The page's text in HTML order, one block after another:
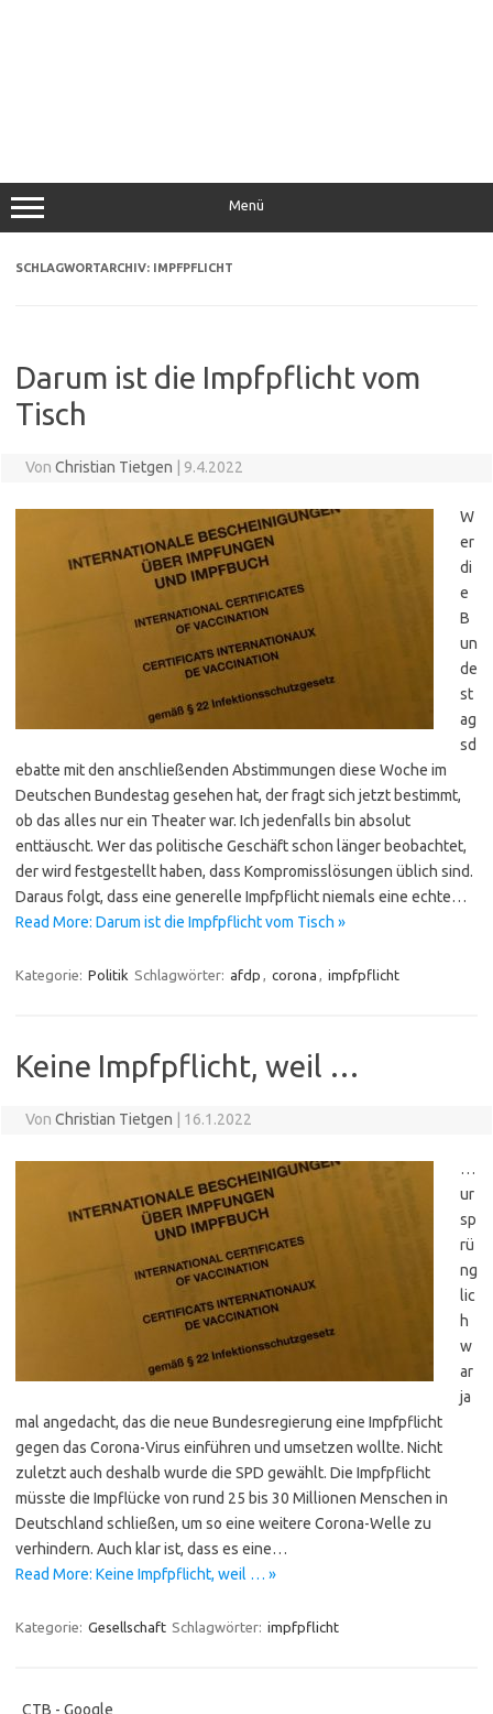
Menü
SCHLAGWORTARCHIV: IMPFPFLICHT
Darum ist die Impfpflicht vom
Tisch
Von Christian Tietgen | 9.4.2022
W
er
di
e
B
un
de
st
ag
sd
ebatte mit den anschließenden Abstimmungen diese Woche im
Deutschen Bundestag gesehen hat, der fragt sich jetzt bestimmt,
ob das alles nur ein Theater war. Ich jedenfalls bin absolut
enttäuscht. Wer das politische Geschäft schon länger beobachtet,
der wird festgestellt haben, dass Kompromisslösungen üblich sind.
Daraus folgt, dass eine generelle Impfpflicht niemals eine echte…
Read More: Darum ist die Impfpflicht vom Tisch »
Kategorie: Politik Schlagwörter: afdp corona impfpflicht
Keine Impfpflicht, weil …
Von Christian Tietgen | 16.1.2022
…
ur
sp
rü
ng
lic
h
w
ar
ja
mal angedacht, das die neue Bundesregierung eine Impfpflicht
gegen das Corona-Virus einführen und umsetzen wollte. Nicht
zuletzt auch deshalb wurde die SPD gewählt. Die Impfpflicht
müsste die Impflücke von rund 25 bis 30 Millionen Menschen in
Deutschland schließen, um so eine weitere Corona-Welle zu
verhindern. Auch klar ist, dass es eine…
Read More: Keine Impfpflicht, weil … »
Kategorie: Gesellschaft Schlagwörter: impfpflicht
CTB - Google